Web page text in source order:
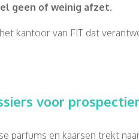
geen of weinig afzet.
kantoor van FIT dat
voor
parfums en kaarsen trekt